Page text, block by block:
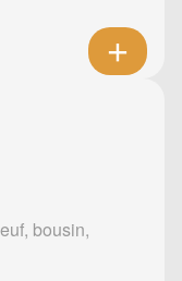
bousin,